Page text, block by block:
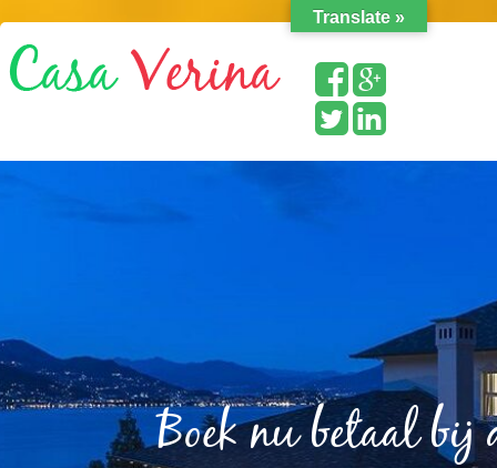
Boek nu betaal bij
Translate »